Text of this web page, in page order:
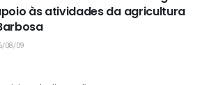
às atividades da agricultura
08/09